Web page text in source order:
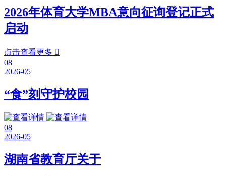
2026年体育大学MBA意向征询登记正式
启动
点击查看更多 
08
2026-05
“食”刻守护校园
08
2026-05
湖南省教育厅关于